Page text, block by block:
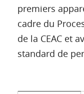
premiers
cadre du
de la CEAC et
standard de